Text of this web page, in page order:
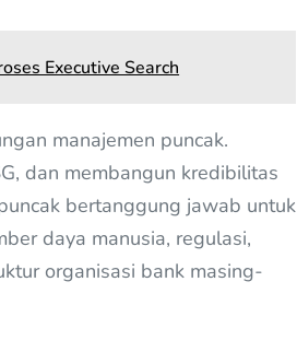
Executive Search
manajemen puncak.
dan membangun kredibilitas
bertanggung jawab untuk
daya manusia, regulasi,
organisasi bank masing-